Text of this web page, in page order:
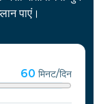
पाएं।
60 मिनट/दिन